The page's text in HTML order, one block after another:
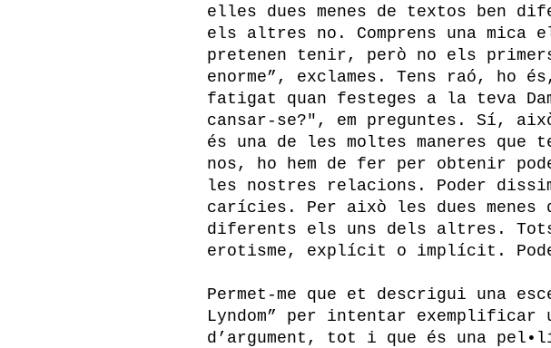
elles dues menes de textos ben
els altres no. Comprens una mica
pretenen tenir, però no els
enorme”, exclames. Tens raó, ho
fatigat quan festeges a la teva
cansar-se?", em preguntes. Sí,
és una de les moltes maneres que
nos, ho hem de fer per obtenir
les nostres relacions. Poder
carícies. Per això les dues
diferents els uns dels altres.
erotisme, explícit o implícit.
Permet-me que et descrigui una
Lyndom” per intentar exemplificar
d’argument, tot i que és una